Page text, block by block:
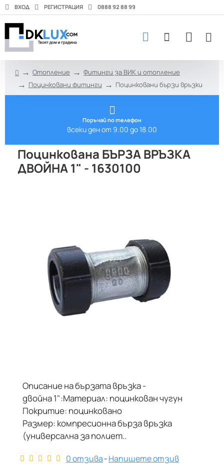
ВХОД РЕГИСТРАЦИЯ 0888 92 88 99
Отопление
Фитинги за ВИК и отопление
Поцинковани фитинги
Поцинковани бързи връзки
Поръчай по телефон
всеки ден от 9.00 до 18.00
Поцинкована БЪРЗА ВРЪЗКА
ДВОЙНА 1" - 1630100
Описание на бързата връзка -
двойна 1":Материал: поцинкован чугун
Покритие: поцинковано
Размер: компресионна бърза връзка
(универсална за полиет..
0 отзива-Напишете отзив